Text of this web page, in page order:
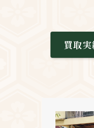
買取